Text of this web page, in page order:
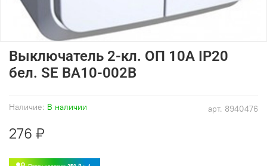
арт. 8940476
Наличие: В наличии
Выключатель 2-кл. ОП 10А IP20
бел. SE BA10-002B
276 ₽